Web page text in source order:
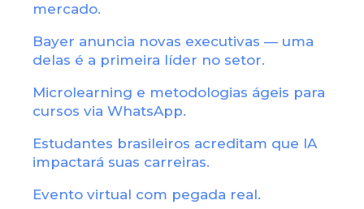
mercado.
Bayer anuncia novas executivas — uma
delas é a primeira líder no setor.
Microlearning e metodologias ágeis para
cursos via WhatsApp.
Estudantes brasileiros acreditam que IA
impactará suas carreiras.
Evento virtual com pegada real.